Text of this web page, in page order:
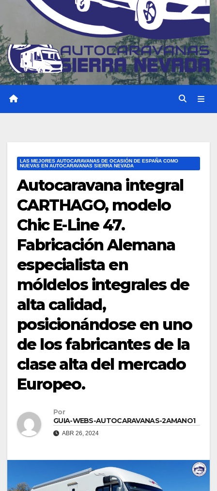
LAS MEJORES AUTOCARAVANAS DE OCASIÓN DE ESPAÑA COMO
NUEVAS EN AUTOCARAVANAS SIERRA NEVADA
Autocaravana integral
CARTHAGO, modelo
Chic E-Line 47.
Fabricación Alemana
especialista en
móldelos integrales de
alta calidad,
posicionándose en uno
de los fabricantes de la
clase alta del mercado
Europeo.
Por
GUIA-WEBS-AUTOCARAVANAS-2AMANO1
ABR 26, 2024